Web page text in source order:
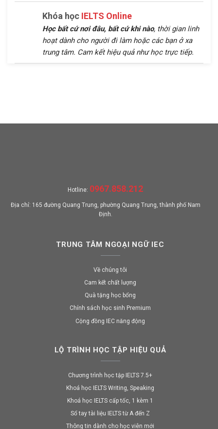
Khóa học IELTS Online
Học bất cứ nơi đâu, bất cứ khi nào, thời gian linh
hoạt dành cho người đi làm hoặc các bạn ở xa
trung tâm. Cam kết hiệu quả như học trực tiếp.
Hotline: 0967.858.212
Địa chỉ: 165 đường Quang Trung, phường Quang Trung, thành phố Nam
Định.
TRUNG TÂM NGOẠI NGỮ IEC
Về chúng tôi
Cam kết chất lượng
Quà tặng học bổng
Chính sách học sinh Premium
Cộng đồng IEC năng động
LỘ TRÌNH HỌC TẬP HIỆU QUẢ
Chương trình học tập IELTS 7.5+
Khoá học IELTS Writing, Speaking
Khoá học IELTS cấp tốc, 1 kèm 1
Sổ tay tài liệu IELTS từ A đến Z
Thông tin dành cho học viên mới